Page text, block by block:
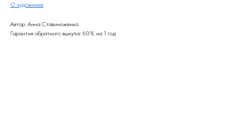
О художнике
Автор: Анна Ставиноженко
Гарантия обратного выкупа: 60% на 1 год